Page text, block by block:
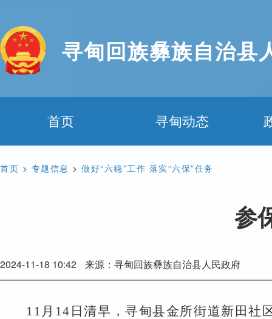
寻甸回族彝族自治县
首页 寻甸动态
首页 > 专题信息 > 做好“六稳”工作 落实“六保”任务
参
2024-11-18 10:42 来源：寻甸回族彝族自治县人民政府
11 月 14 日清早，寻甸县金所街道新田社